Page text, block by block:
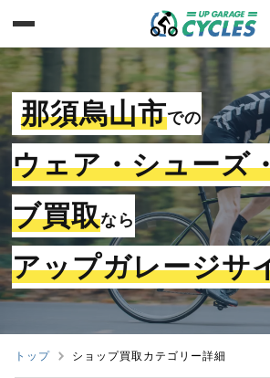
那須烏山市での
ウェア・シューズ
ブ買取なら
アップガレージサ
トップ ショップ買取カテゴリー詳細